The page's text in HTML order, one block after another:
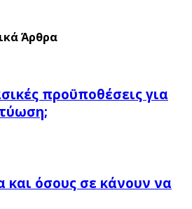
Άρθρα
προϋποθέσεις για
όσους σε κάνουν να